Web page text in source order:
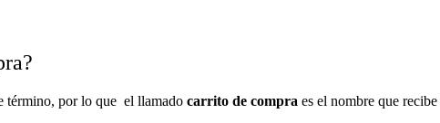
término, por lo que el llamado carrito de compra es el nombre que